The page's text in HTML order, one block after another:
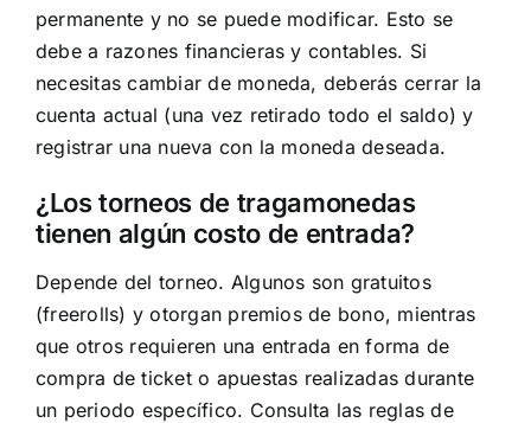
permanente y no se puede modificar. Esto se
debe a razones financieras y contables. Si
necesitas cambiar de moneda, deberás cerrar la
cuenta actual (una vez retirado todo el saldo) y
registrar una nueva con la moneda deseada.
¿Los torneos de tragamonedas
tienen algún costo de entrada?
Depende del torneo. Algunos son gratuitos
(freerolls) y otorgan premios de bono, mientras
que otros requieren una entrada en forma de
compra de ticket o apuestas realizadas durante
un periodo específico. Consulta las reglas de